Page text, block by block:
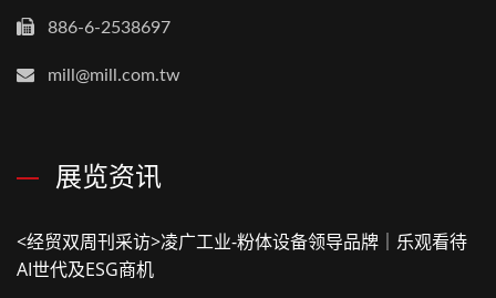
886-6-2538697
mill@mill.com.tw
展览资讯
<经贸双周刊采访>凌广工业-粉体设备领导品牌｜乐观看待
AI世代及ESG商机